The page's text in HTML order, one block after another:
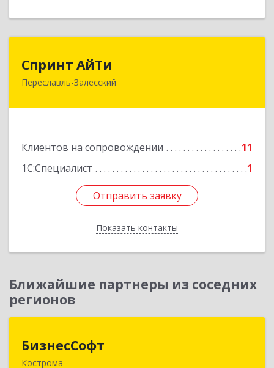
Спринт АйТи
Переславль-Залесский
Клиентов на сопровождении
11
1С:Специалист
1
Отправить заявку
Показать контакты
152025, Ярославская обл, Переславль-
Отправить заявку
Назад
Ближайшие партнеры из соседних
регионов
БизнесСофт
Кострома